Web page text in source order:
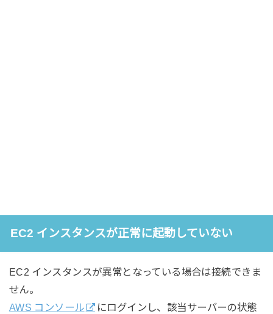
EC2 インスタンスが正常に起動していない
EC2 インスタンスが異常となっている場合は接続できま
せん。
AWS コンソール
にログインし、該当サーバーの状態